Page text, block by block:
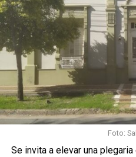
Foto:
Se invita a elevar una